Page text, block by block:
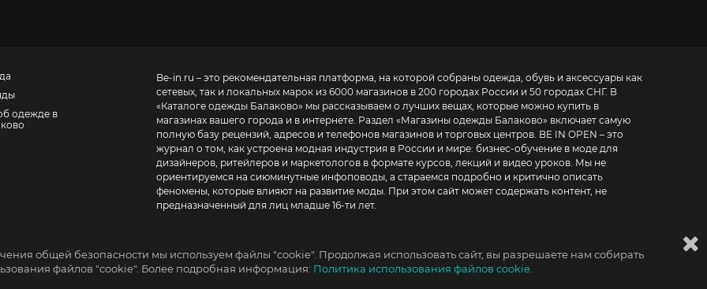
общей безопасности мы используем файлы "cookie". Продолжая использовать сайт, вы разрешаете нам собирать
файлов "cookie". Более подробная информация: Политика использования файлов cookie.
одежде в
Be-in.ru – это рекомендательная платформа, на которой собраны одежда, обувь и аксессуары как
сетевых, так и локальных марок из 6000 магазинов в 200 городах России и 50 городах СНГ. В
«Каталоге одежды Балаково» мы рассказываем о лучших вещах, которые можно купить в
магазинах вашего города и в интернете. Раздел «Магазины одежды Балаково» включает самую
полную базу рецензий, адресов и телефонов магазинов и торговых центров. BE IN OPEN – это
журнал о том, как устроена модная индустрия в России и мире: бизнес-обучение в моде для
дизайнеров, ритейлеров и маркетологов в формате курсов, лекций и видео уроков. Мы не
ориентируемся на сиюминутные инфоповоды, а стараемся подробно и критично описать
феномены, которые влияют на развитие моды. При этом сайт может содержать контент, не
предназначенный для лиц младше 16-ти лет.